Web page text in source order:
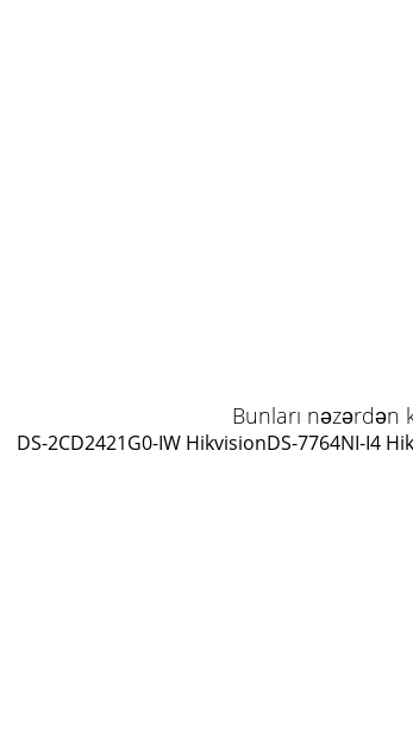
Bunları nəzərdən
DS-2CD2421G0-IW HikvisionDS-7764NI-I4